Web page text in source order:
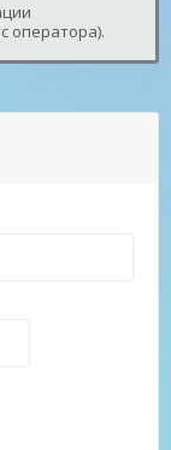
оператора).